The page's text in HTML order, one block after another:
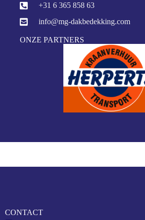
+31 6 365 858 63
info@mg-dakbedekking.com
ONZE PARTNERS
CONTACT